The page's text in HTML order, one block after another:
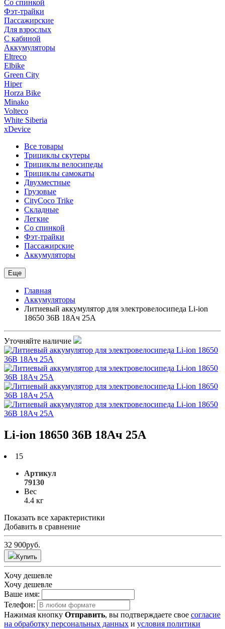
Со спинкой
Фэт-трайки
Пассажирские
Для взрослых
С кабиной
Аккумуляторы
Eltreco
Elbike
Green City
Hiper
Horza Bike
Minako
Volteco
White Siberia
xDevice
Все товары
Трициклы скутеры
Трициклы велосипеды
Трициклы самокаты
Двухместные
Грузовые
CityCoco Trike
Складные
Легкие
Со спинкой
Фэт-трайки
Пассажирские
Аккумуляторы
Еще
Главная
Аккумуляторы
Литиевый аккумулятор для электровелосипеда Li-ion
18650 36В 18Ач 25А
Уточняйте наличие
Li-ion 18650 36В 18Ач 25А
15
Артикул
79130
Вес
4.4 кг
Показать все характеристики
Добавить в сравнение
32 900руб.
Купить
Хочу дешевле
Хочу дешевле
Ваше имя:
Телефон:
Нажимая кнопку Отправить, вы подтверждаете свое согласие
на обработку персональных данных и условия политики